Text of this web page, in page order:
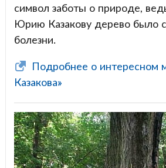
символ заботы о природе,
Юрию Казакову дерево было
болезни.
Подробнее о интересном
Казакова»